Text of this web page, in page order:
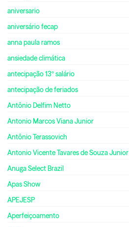
aniversario
aniversário fecap
anna paula ramos
ansiedade climática
antecipação 13º salário
antecipação de feriados
Antônio Delfim Netto
Antonio Marcos Viana Junior
Antônio Terassovich
Antonio Vicente Tavares de Souza Junior
Anuga Select Brazil
Apas Show
APEJESP
Aperfeiçoamento